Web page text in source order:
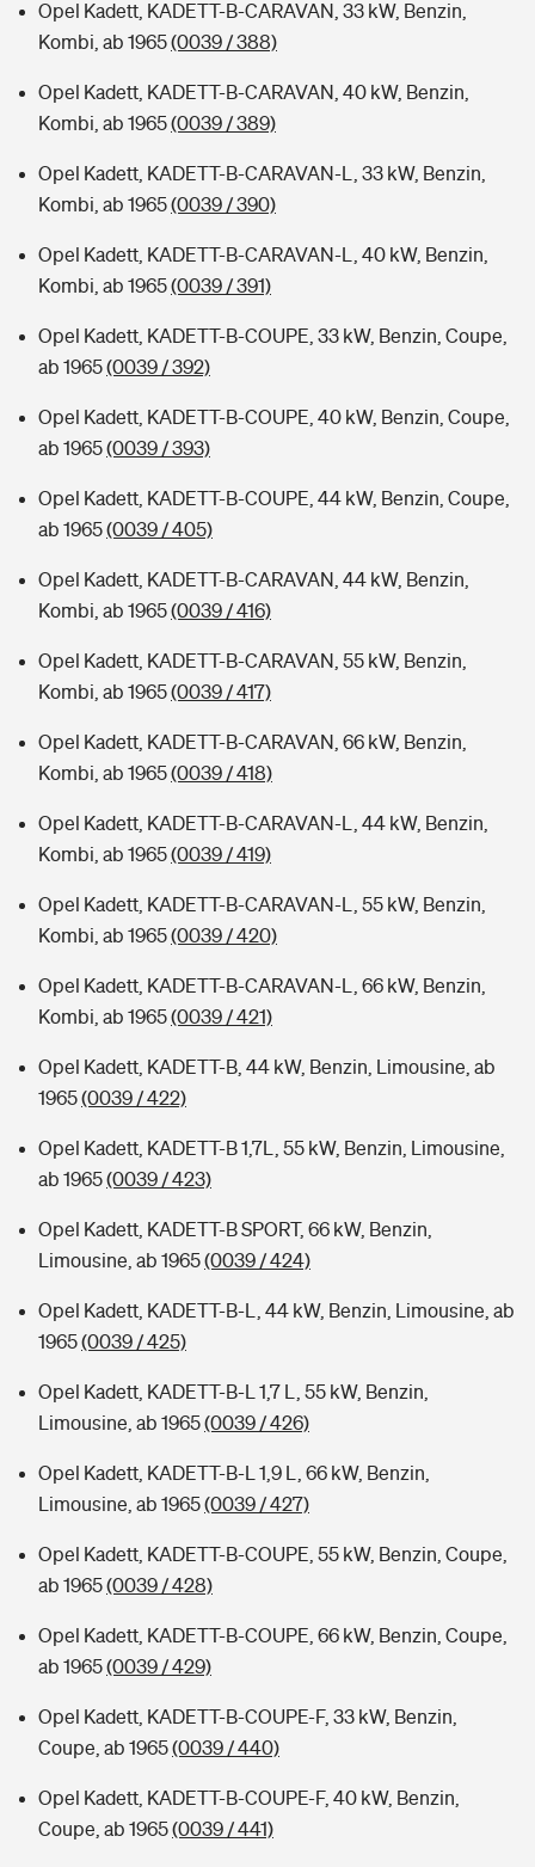
Opel Kadett, KADETT-B-CARAVAN, 33 kW, Benzin,
Kombi, ab 1965(0039 / 388)
Opel Kadett, KADETT-B-CARAVAN, 40 kW, Benzin,
Kombi, ab 1965(0039 / 389)
Opel Kadett, KADETT-B-CARAVAN-L, 33 kW, Benzin,
Kombi, ab 1965(0039 / 390)
Opel Kadett, KADETT-B-CARAVAN-L, 40 kW, Benzin,
Kombi, ab 1965(0039 / 391)
Opel Kadett, KADETT-B-COUPE, 33 kW, Benzin, Coupe,
ab 1965(0039 / 392)
Opel Kadett, KADETT-B-COUPE, 40 kW, Benzin, Coupe,
ab 1965(0039 / 393)
Opel Kadett, KADETT-B-COUPE, 44 kW, Benzin, Coupe,
ab 1965(0039 / 405)
Opel Kadett, KADETT-B-CARAVAN, 44 kW, Benzin,
Kombi, ab 1965(0039 / 416)
Opel Kadett, KADETT-B-CARAVAN, 55 kW, Benzin,
Kombi, ab 1965(0039 / 417)
Opel Kadett, KADETT-B-CARAVAN, 66 kW, Benzin,
Kombi, ab 1965(0039 / 418)
Opel Kadett, KADETT-B-CARAVAN-L, 44 kW, Benzin,
Kombi, ab 1965(0039 / 419)
Opel Kadett, KADETT-B-CARAVAN-L, 55 kW, Benzin,
Kombi, ab 1965(0039 / 420)
Opel Kadett, KADETT-B-CARAVAN-L, 66 kW, Benzin,
Kombi, ab 1965(0039 / 421)
Opel Kadett, KADETT-B, 44 kW, Benzin, Limousine, ab
1965(0039 / 422)
Opel Kadett, KADETT-B 1,7L, 55 kW, Benzin, Limousine,
ab 1965(0039 / 423)
Opel Kadett, KADETT-B SPORT, 66 kW, Benzin,
Limousine, ab 1965(0039 / 424)
Opel Kadett, KADETT-B-L, 44 kW, Benzin, Limousine, ab
1965(0039 / 425)
Opel Kadett, KADETT-B-L 1,7 L, 55 kW, Benzin,
Limousine, ab 1965(0039 / 426)
Opel Kadett, KADETT-B-L 1,9 L, 66 kW, Benzin,
Limousine, ab 1965(0039 / 427)
Opel Kadett, KADETT-B-COUPE, 55 kW, Benzin, Coupe,
ab 1965(0039 / 428)
Opel Kadett, KADETT-B-COUPE, 66 kW, Benzin, Coupe,
ab 1965(0039 / 429)
Opel Kadett, KADETT-B-COUPE-F, 33 kW, Benzin,
Coupe, ab 1965(0039 / 440)
Opel Kadett, KADETT-B-COUPE-F, 40 kW, Benzin,
Coupe, ab 1965(0039 / 441)